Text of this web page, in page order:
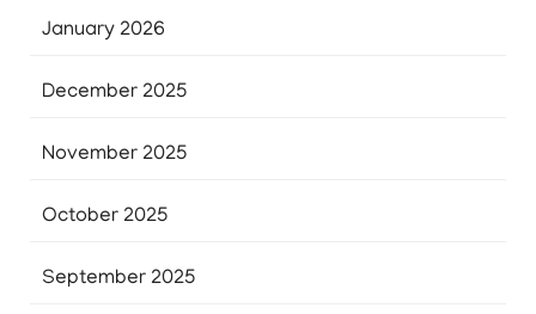
January 2026
December 2025
November 2025
October 2025
September 2025